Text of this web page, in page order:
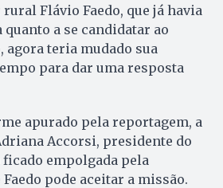
Flávio Faedo, que já havia
quanto a se candidatar ao
agora teria mudado sua
para dar uma resposta
apurado pela reportagem, a
Accorsi, presidente do
empolgada pela
pode aceitar a missão.